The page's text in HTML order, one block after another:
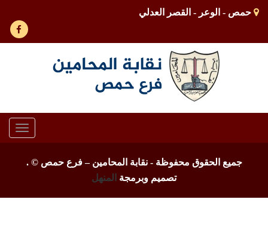
حمص - الوعر - القصر العدلي
جميع الحقوق محفوظة - نقابة المحامين – فرع حمص ©.
تصميم وبرمجة
المنهل